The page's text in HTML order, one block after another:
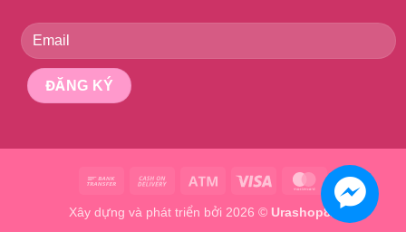
Bank
Cash
Delivery
Atm Visa MasterCard
Xây dựng và phát triển bởi 2026 © Urashop8x